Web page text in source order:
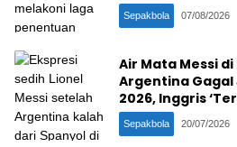
Sepakbola 07/08/2026
Air Mata Messi
Argentina Gagal
2026, Inggris
Sepakbola 20/07/2026